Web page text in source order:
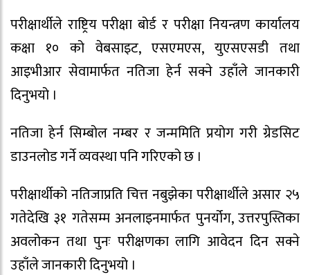
परीक्षार्थीले राष्ट्रिय परीक्षा बोर्ड र परीक्षा नियन्त्रण कार्यालय
कक्षा १० को वेबसाइट, एसएमएस, युएसएसडी तथा
आइभीआर सेवामार्फत नतिजा हेर्न सक्ने उहाँले जानकारी
दिनुभयो ।
नतिजा हेर्न सिम्बोल नम्बर र जन्ममिति प्रयोग गरी ग्रेडसिट
डाउनलोड गर्ने व्यवस्था पनि गरिएको छ ।
परीक्षार्थीको नतिजाप्रति चित्त नबुझेका परीक्षार्थीले असार २५
गतेदेखि ३१ गतेसम्म अनलाइनमार्फत पुनर्योग, उत्तरपुस्तिका
अवलोकन तथा पुनः परीक्षणका लागि आवेदन दिन सक्ने
उहाँले जानकारी दिनुभयो ।